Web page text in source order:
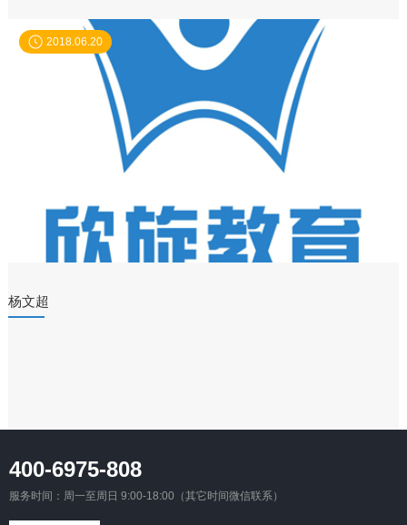
2018.06.20
杨文超
400-6975-808
服务时间：周一至周日 9:00-18:00（其它时间微信联系）